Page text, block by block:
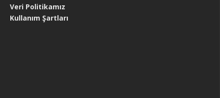
Veri Politikamız
Kullanım Şartları